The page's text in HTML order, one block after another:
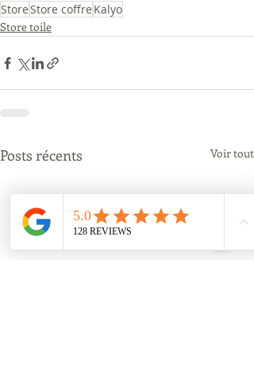
StoreStore coffre Kalyo
Store toile
Posts récents Voir tout